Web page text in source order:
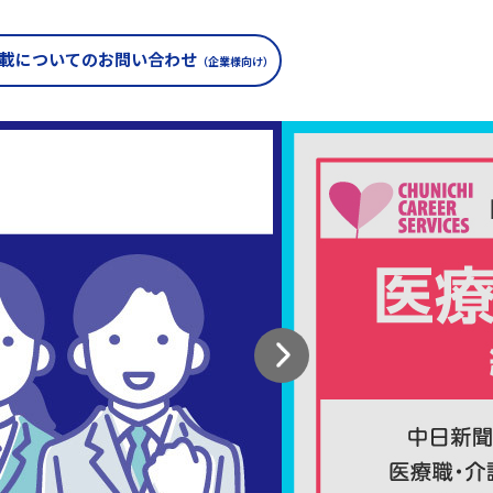
についてのお問い合わせ （企業様向け）